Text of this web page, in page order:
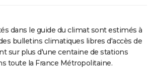
dans le guide du climat sont estimés à
bulletins climatiques libres d'accès de
sur plus d'une centaine de stations
toute la France Métropolitaine.